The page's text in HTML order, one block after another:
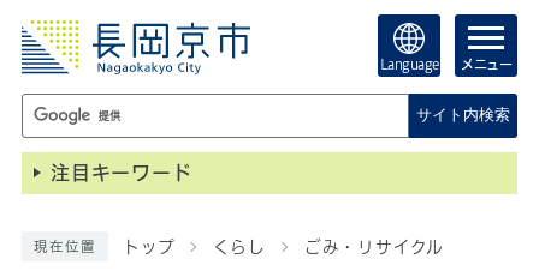
Language メニュー
サイト内検索
注目キーワード
現在位置 トップ くらし ごみ・リサイクル